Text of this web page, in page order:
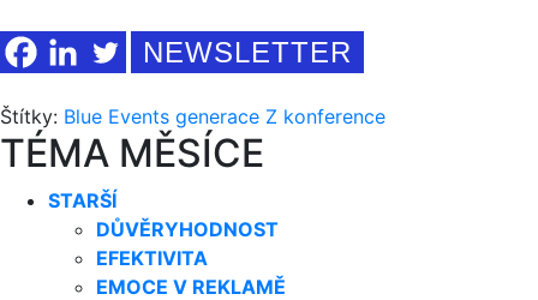
NEWSLETTER
Štítky: Blue Events generace Z konference
TÉMA MĚSÍCE
STARŠÍ
DŮVĚRYHODNOST
EFEKTIVITA
EMOCE V REKLAMĚ